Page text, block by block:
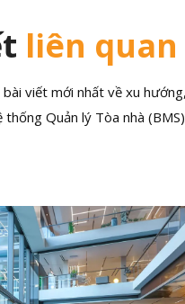
liên quan
viết mới nhất về xu
Quản lý Tòa nhà